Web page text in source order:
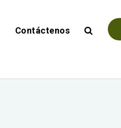
Contáctenos